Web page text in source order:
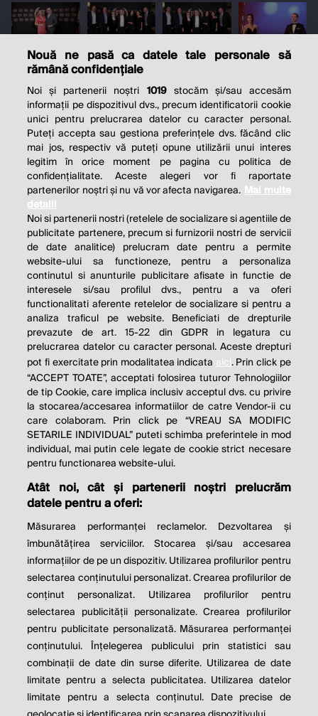
THE SOCIAL RESPONSIBILITY OF
BUSINESS IS TO INCREASE ITS
PROFITS.
Milton Friedman
© 2026 Profit.ro. Toate drepturile rezervate.
Dezvoltat de1616.ro
Contact Publicitate Despre noi
Politica de cookie Politica de
confidențialitate
Nouă ne pasă ca datele tale personale să
rămână confidențiale
Noi și partenerii noștri 1019stocăm și/sau accesăm
informații pe dispozitivul dvs., precum identificatorii cookie
unici pentru prelucrarea datelor cu caracter personal.
Puteți accepta sau gestiona preferințele dvs. făcând clic
mai jos, respectiv vă puteți opune utilizării unui interes
legitim în orice moment pe pagina cu politica de
confidențialitate. Aceste alegeri vor fi raportate
partenerilor noștri și nu vă vor afecta navigarea. Mai multe
detalii
Noi si partenerii nostri (retelele de socializare si agentiile de
publicitate partenere, precum si furnizorii nostri de servicii
de date analitice) prelucram date pentru a permite
website-ului sa functioneze, pentru a personaliza
continutul si anunturile publicitare afisate in functie de
interesele si/sau profilul dvs., pentru a va oferi
functionalitati aferente retelelor de socializare si pentru a
analiza traficul pe website. Beneficiati de drepturile
prevazute de art. 15-22 din GDPR in legatura cu
prelucrarea datelor cu caracter personal. Aceste drepturi
pot fi exercitate prin modalitatea indicata aici. Prin click pe
“ACCEPT TOATE”, acceptati folosirea tuturor Tehnologiilor
de tip Cookie, care implica inclusiv acceptul dvs. cu privire
la stocarea/accesarea informatiilor de catre Vendor-ii cu
care colaboram. Prin click pe “VREAU SA MODIFIC
SETARILE INDIVIDUAL” puteti schimba preferintele in mod
individual, mai putin cele legate de cookie strict necesare
pentru functionarea website-ului.
Atât noi, cât și partenerii noștri prelucrăm
datele pentru a oferi:
Măsurarea performanței reclamelor. Dezvoltarea și
îmbunătățirea serviciilor. Stocarea și/sau accesarea
informațiilor de pe un dispozitiv. Utilizarea profilurilor pentru
selectarea conținutului personalizat. Crearea profilurilor de
conținut personalizat. Utilizarea profilurilor pentru
selectarea publicității personalizate. Crearea profilurilor
pentru publicitate personalizată. Măsurarea performanței
conținutului. Înțelegerea publicului prin statistici sau
combinații de date din surse diferite. Utilizarea de date
limitate pentru a selecta publicitatea. Utilizarea datelor
limitate pentru a selecta conținutul. Date precise de